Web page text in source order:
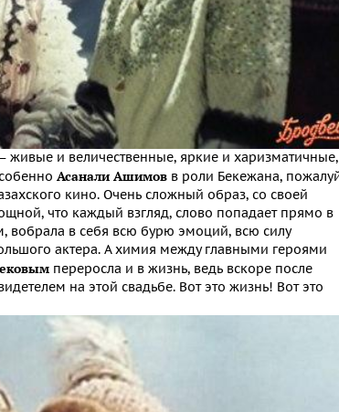
живые и величественные, яркие и
Асанали Ашимов в роли Бекежана,
кино. Очень сложный образ, со своей
что каждый взгляд, слово попадает прямо в
вобрала в себя всю бурю эмоций, всю силу
актера. А химия между главными героями
переросла и в жизнь, ведь вскоре после
на этой свадьбе. Вот это жизнь! Вот это